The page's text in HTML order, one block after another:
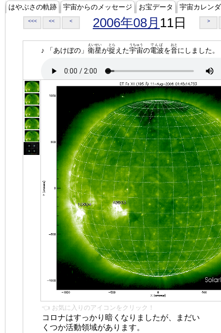
はやぶさの軌跡 宇宙からのメッセージ お宝データ 宇宙カレン
<<< << < 2006年08月 11日 >
♪ 「あけぼの」 衛星
えいせい
が捉
とら
えた宇宙
うちゅう
の電波
でんぱ
を音
おと
にしました。
👈 お気に入りのアイコンをクリック！
コロナはすっかり暗くなりましたが、まだい
くつか活動領域があります。